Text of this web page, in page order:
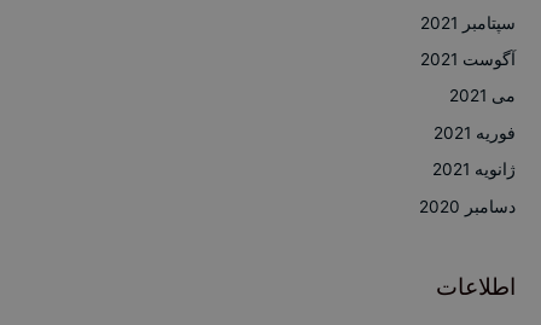
سپتامبر 2021
آگوست 2021
می 2021
فوریه 2021
ژانویه 2021
دسامبر 2020
اطلاعات